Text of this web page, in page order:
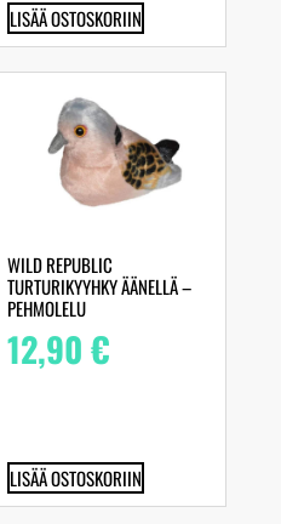
LISÄÄ OSTOSKORIIN
WILD REPUBLIC
TURTURIKYYHKY ÄÄNELLÄ –
PEHMOLELU
12,90€
LISÄÄ OSTOSKORIIN